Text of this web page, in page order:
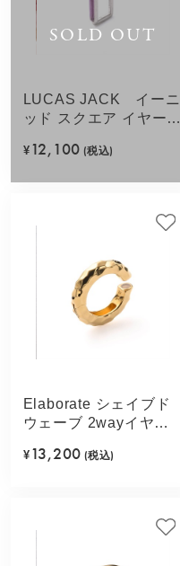
SOLD OUT
LUCAS JACK イーニ
ッド スクエア イヤーカ
¥ 12,100 (税込)
Elaborate シェイブド
ウェーブ 2wayイヤカ
¥ 13,200 (税込)